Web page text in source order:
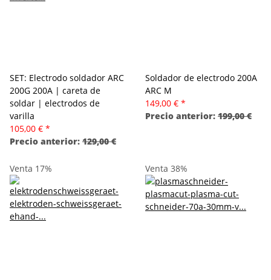
SET: Electrodo soldador ARC
200G 200A | careta de
soldar | electrodos de
varilla
105,00 € *
Precio anterior: 129,00 €
Soldador de electrodo 200A
ARC M
149,00 € *
Precio anterior: 199,00 €
Venta 17% Venta 38%